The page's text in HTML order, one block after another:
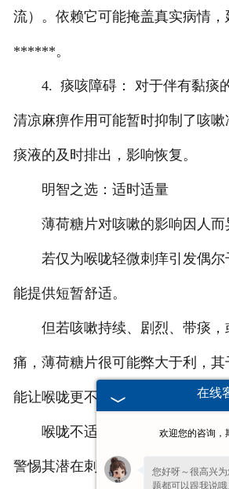
流）。依赖它可能掩盖真实病情，
******。
4. 痰咳障碍： 对于伴有黏痰
清凉麻痹作用可能暂时抑制了咳
痰液的及时排出，影响恢复。
明智之选：适时适量
薄荷糖片对咳嗽的影响因人而
若仅为喉咙轻微刺痒引发偶尔
能提供短暂舒适。
但若咳嗽持续、剧烈、带痰，
痛，薄荷糖片很可能弊大于利，
能让喉咙更不适，咳嗽更顽固。
喉咙不适时，薄荷糖片带来的
警惕其潜在刺激与干燥作用。面对
在线
欢迎您的咨询，
您好呀～很高兴
题都可以跟我说哦